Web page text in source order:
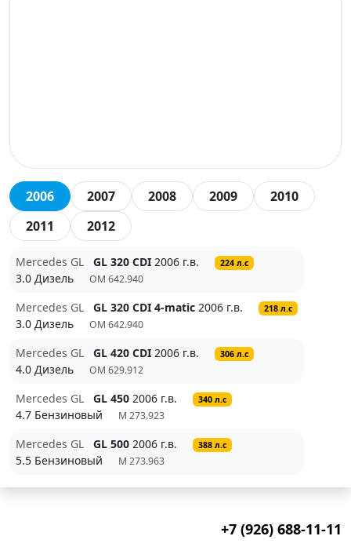
2006 2007 2008 2009
2010
2011
2012
Mercedes GL GL 320 CDI 2006 г.в. 224 л.с
3.0 Дизель OM 642.940
Mercedes GL GL 320 CDI 4-matic 2006 г.в. 218 л.с
3.0 Дизель OM 642.940
Mercedes GL GL 420 CDI 2006 г.в. 306 л.с
4.0 Дизель OM 629.912
Mercedes GL GL 450 2006 г.в. 340 л.с
4.7 Бензиновый M 273.923
Mercedes GL GL 500 2006 г.в. 388 л.с
5.5 Бензиновый M 273.963
+7 (926) 688-11-11